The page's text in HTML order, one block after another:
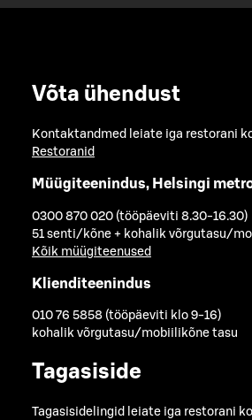
Võta ühendust
Kontaktandmed leiate iga restorani
Restoranid
Müügiteenindus, Helsingi
0300 870 020 (tööpäeviti 8.30-16.30)
51 senti/kõne + kohalik võrgutasu/
Kõik müügiteenused
Klienditeenindus
010 76 5858 (tööpäeviti klo 9-16)
kohalik võrgutasu/mobiilikõne tasu
Tagasiside
Tagasisidelingid leiate iga restorani